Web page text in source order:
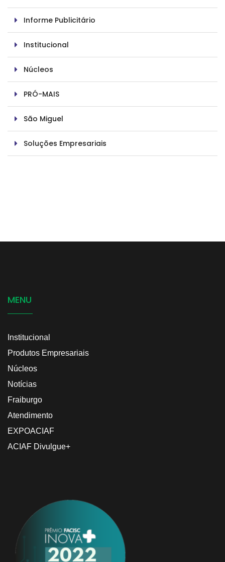
Informe Publicitário
Institucional
Núcleos
PRÓ-MAIS
São Miguel
Soluções Empresariais
MENU
Institucional
Produtos Empresariais
Núcleos
Notícias
Fraiburgo
Atendimento
EXPOACIAF
ACIAF Divulgue+